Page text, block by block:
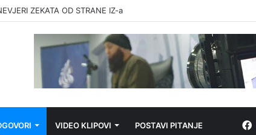
ZEKATA OD STRANE IZ-a
VIDEO KLIPOVI POSTAVI PITANJE